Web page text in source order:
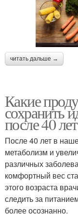
читать дальше →
Какие
сохранить
после 40 лет
После 40 лет в
метаболизм и
различных
комфортный вес
этого возраста
следить за
более осознанно.